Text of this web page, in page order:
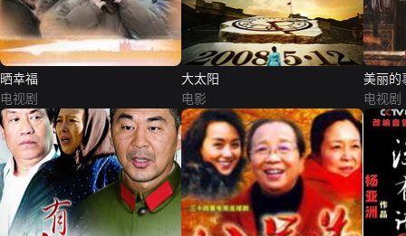
晒幸福
电视剧
大太阳
电影
美丽的
电视剧